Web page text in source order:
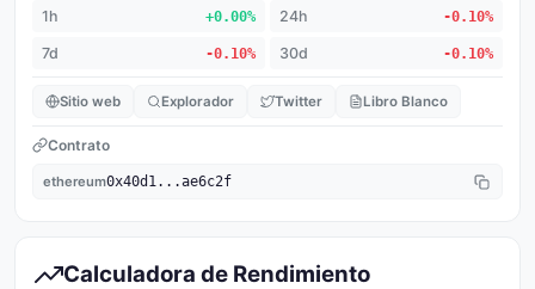
1h +0.00% 24h -0.10%
7d -0.10% 30d -0.10%
Sitio web Explorador Twitter Libro Blanco
Contrato
ethereum0x40d1...ae6c2f
Calculadora de Rendimiento